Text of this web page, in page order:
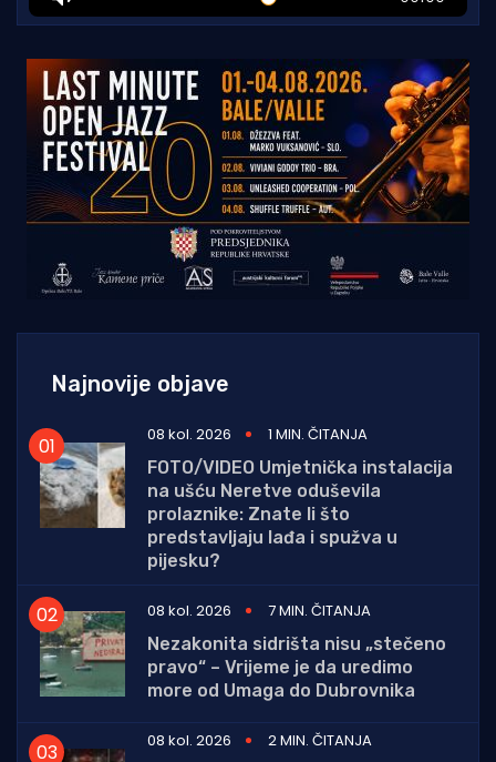
Najnovije objave
08 kol. 2026
1 MIN. ČITANJA
FOTO/VIDEO Umjetnička instalacija
na ušću Neretve oduševila
prolaznike: Znate li što
predstavljaju lađa i spužva u
pijesku?
08 kol. 2026
7 MIN. ČITANJA
Nezakonita sidrišta nisu „stečeno
pravo“ – Vrijeme je da uredimo
more od Umaga do Dubrovnika
08 kol. 2026
2 MIN. ČITANJA